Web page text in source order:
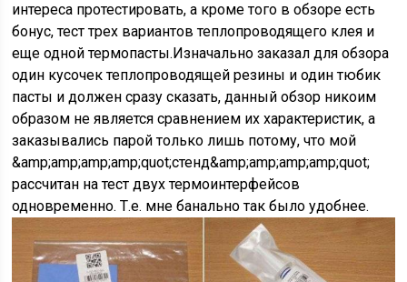
интереса протестировать, а кроме того в обзоре есть
бонус, тест трех вариантов теплопроводящего клея и
еще одной термопасты.Изначально заказал для обзора
один кусочек теплопроводящей резины и один тюбик
пасты и должен сразу сказать, данный обзор никоим
образом не является сравнением их характеристик, а
заказывались парой только лишь потому, что мой
&amp;amp;amp;amp;quot;стенд&amp;amp;amp;amp;quot;
рассчитан на тест двух термоинтерфейсов
одновременно. Т.е. мне банально так было удобнее.